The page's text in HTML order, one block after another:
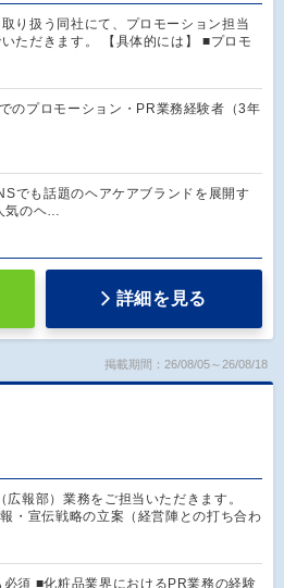
り扱う同社にて、プロモーション担当
ただきます。 【具体的には】 ■プロモ
のプロモーション・PR業務経験者（3年
でも話題のヘアケアブランドを展開す
気のヘ…
詳細を見る
掲載期間：26/08/05～26/08/18
広報部）業務をご担当いただきます。
・宣伝戦略の立案（経営陣との打ち合わ
必須 ■化粧品業界におけるPR業務の経験